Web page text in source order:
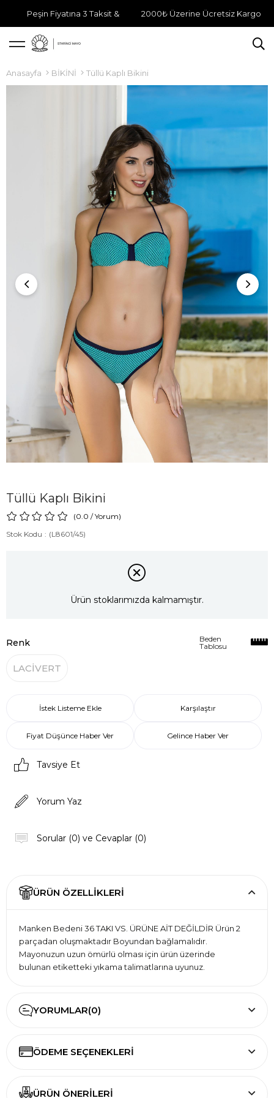
Peşin Fiyatına 3 Taksit & 2000₺ Üzerine Ücretsiz Kargo
Anasayfa BİKİNİ Tüllü Kaplı Bikini
Tüllü Kaplı Bikini
0.0 /Yorum)
Stok Kodu
(L8601/45)
Ürün stoklarımızda kalmamıştır.
Renk
LACİVERT
Beden
Tablosu
İstek Listeme Ekle Karşılaştır
Fiyat Düşünce Haber Ver Gelince Haber Ver
Tavsiye Et
Yorum Yaz
Sorular (0) ve Cevaplar (0)
ÜRÜN ÖZELLIKLERI
Manken Bedeni 36 TAKI VS. ÜRÜNE AİT DEĞİLDİR Ürün 2
parçadan oluşmaktadır Boyundan bağlamalıdır.
Mayonuzun uzun ömürlü olması için ürün üzerinde
bulunan etiketteki yıkama talimatlarına uyunuz.
YORUMLAR(0)
ÖDEME SEÇENEKLERI
ÜRÜN ÖNERILERI